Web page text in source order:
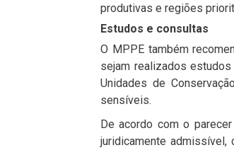
produtivas e regiões
Estudos e consultas
O MPPE também
sejam realizados
Unidades de
sensíveis.
De acordo com o
juridicamente admissível,